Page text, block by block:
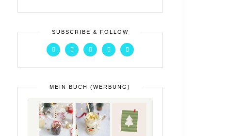
SUBSCRIBE & FOLLOW
MEIN BUCH (WERBUNG)